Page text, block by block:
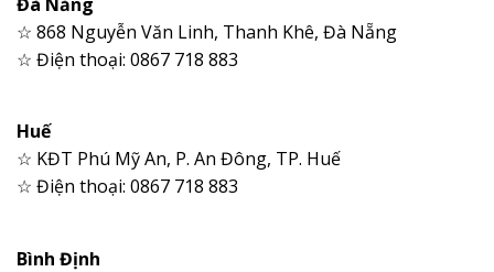
☆ 868 Nguyễn Văn Linh, Thanh Khê, Đà Nẵng
☆ Điện thoại: 0867 718 883
Huế
☆ KĐT Phú Mỹ An, P. An Đông, TP. Huế
☆ Điện thoại: 0867 718 883
Bình Định